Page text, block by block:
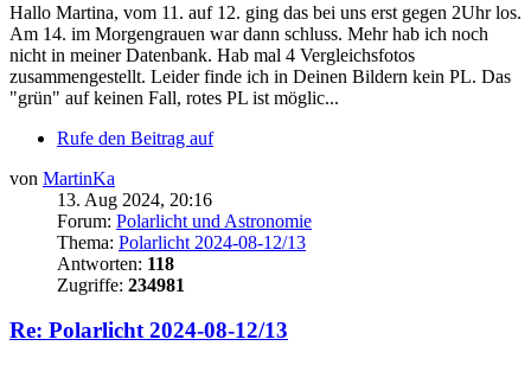
Hallo Martina, vom 11. auf 12. ging das bei uns erst gegen 2Uhr los.
Am 14. im Morgengrauen war dann schluss. Mehr hab ich noch
nicht in meiner Datenbank. Hab mal 4 Vergleichsfotos
zusammengestellt. Leider finde ich in Deinen Bildern kein PL. Das
"grün" auf keinen Fall, rotes PL ist möglic...
Rufe den Beitrag auf
von MartinKa
13. Aug 2024, 20:16
Forum: Polarlicht und Astronomie
Thema: Polarlicht 2024-08-12/13
Antworten: 118
Zugriffe: 234981
Re: Polarlicht 2024-08-12/13